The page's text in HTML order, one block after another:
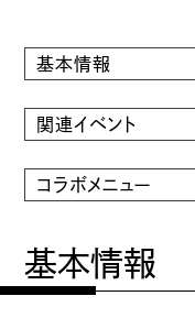
基本情報
関連イベント
コラボメニュー
基本情報